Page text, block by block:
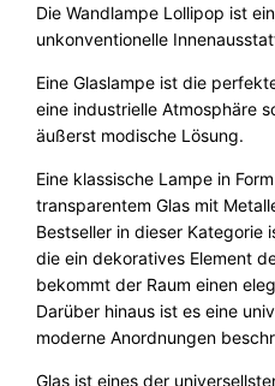
c
h
e
L
o
l
l
i
p
o
p
M
Die Wandlampe Lollipop ist
unkonventionelle
Eine Glaslampe ist die
eine industrielle Atmosphäre
äußerst modische Lösung.
Eine klassische Lampe in
transparentem Glas mit
Bestseller in dieser Kategorie
die ein dekoratives Element
bekommt der Raum einen
Darüber hinaus ist es eine
moderne Anordnungen
Glas ist eines der